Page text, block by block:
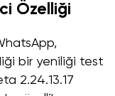
Özelliği
bir yeniliği test
2.24.13.17